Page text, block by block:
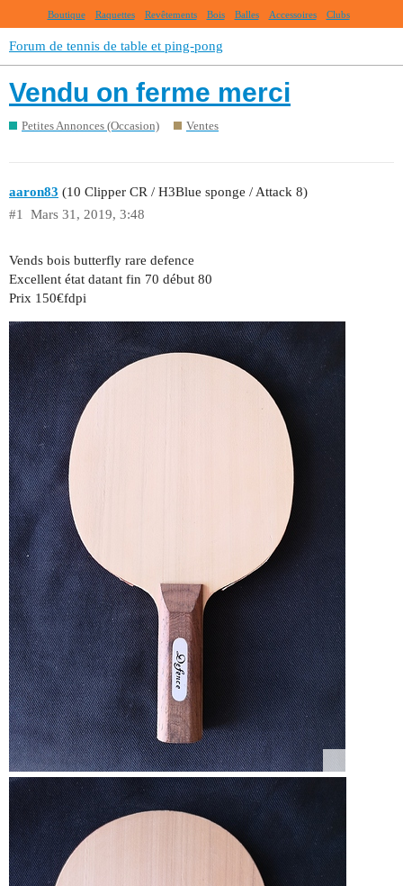
Boutique Raquettes Revêtements Bois Balles Accessoires Clubs
Forum de tennis de table et ping-pong
Vendu on ferme merci
Petites Annonces (Occasion) Ventes
aaron83 (10 Clipper CR / H3Blue sponge / Attack 8)
Mars 31, 2019, 3:48
#1
Vends bois butterfly rare defence
Excellent état datant fin 70 début 80
Prix 150€fdpi